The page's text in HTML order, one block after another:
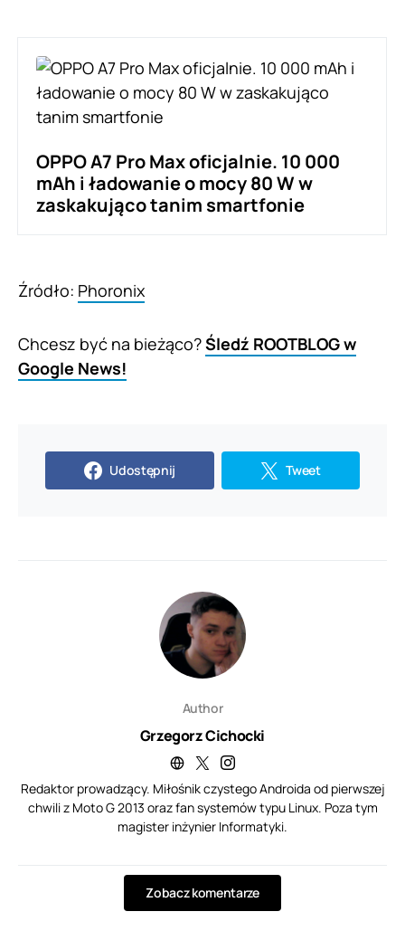
OPPO A7 Pro Max oficjalnie. 10 000
mAh i ładowanie o mocy 80 W w
zaskakująco tanim smartfonie
Źródło: Phoronix
Chcesz być na bieżąco?Śledź ROOTBLOG w
Google News!
Udostępnij Tweet
Author
Grzegorz Cichocki
Redaktor prowadzący. Miłośnik czystego Androida od pierwszej
chwili z Moto G 2013 oraz fan systemów typu Linux. Poza tym
magister inżynier Informatyki.
Zobacz komentarze